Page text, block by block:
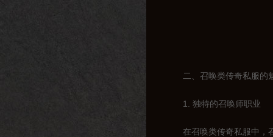
二、召唤类传奇私服的
1. 独特的召唤师职业
在召唤类传奇私服中，